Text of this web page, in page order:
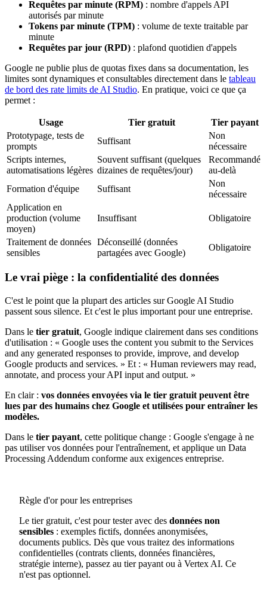
Requêtes par minute (RPM) : nombre d'appels API
autorisés par minute
Tokens par minute (TPM) : volume de texte traitable par
minute
Requêtes par jour (RPD) : plafond quotidien d'appels
Google ne publie plus de quotas fixes dans sa documentation, les
limites sont dynamiques et consultables directement dans le tableau
de bord des rate limits de AI Studio. En pratique, voici ce que ça
permet :
Usage Tier gratuit
Tier payant
Prototypage, tests de
prompts
Suffisant
Non
nécessaire
Scripts internes,
automatisations légères
Souvent suffisant (quelques
dizaines de requêtes/jour)
Recommandé
au-delà
Formation d'équipe
Suffisant
Non
nécessaire
Application en
production (volume
moyen)
Insuffisant Obligatoire
Traitement de données
sensibles
Déconseillé (données
partagées avec Google)
Obligatoire
Le vrai piège : la confidentialité des données
C'est le point que la plupart des articles sur Google AI Studio
passent sous silence. Et c'est le plus important pour une entreprise.
Dans le tier gratuit, Google indique clairement dans ses conditions
d'utilisation : « Google uses the content you submit to the Services
and any generated responses to provide, improve, and develop
Google products and services. » Et : « Human reviewers may read,
annotate, and process your API input and output. »
En clair : vos données envoyées via le tier gratuit peuvent être
lues par des humains chez Google et utilisées pour entraîner les
modèles.
Dans le tier payant, cette politique change : Google s'engage à ne
pas utiliser vos données pour l'entraînement, et applique un Data
Processing Addendum conforme aux exigences entreprise.
Règle d'or pour les entreprises
Le tier gratuit, c'est pour tester avec des données non
sensibles : exemples fictifs, données anonymisées,
documents publics. Dès que vous traitez des informations
confidentielles (contrats clients, données financières,
stratégie interne), passez au tier payant ou à Vertex AI. Ce
n'est pas optionnel.